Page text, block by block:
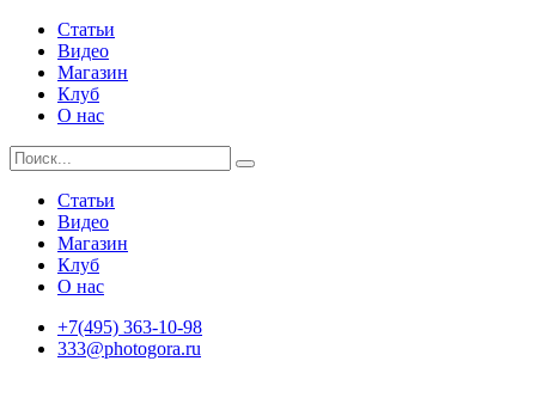
Статьи
Видео
Магазин
Клуб
О нас
Статьи
Видео
Магазин
Клуб
О нас
+7(495) 363-10-98
333@photogora.ru